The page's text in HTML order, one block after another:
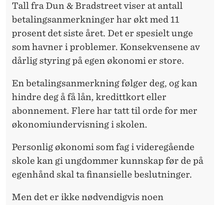
Tall fra Dun & Bradstreet viser at antall
betalingsanmerkninger har økt med 11
prosent det siste året. Det er spesielt unge
som havner i problemer. Konsekvensene av
dårlig styring på egen økonomi er store.
En betalingsanmerkning følger deg, og kan
hindre deg å få lån, kredittkort eller
abonnement. Flere har tatt til orde for mer
økonomiundervisning i skolen.
Personlig økonomi som fag i videregående
skole kan gi ungdommer kunnskap før de på
egenhånd skal ta finansielle beslutninger.
Men det er ikke nødvendigvis noen